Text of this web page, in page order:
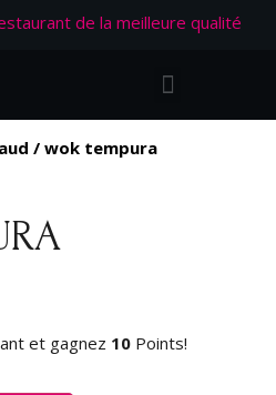
de la meilleure qualité
/ wok tempura
et gagnez 10 Points!